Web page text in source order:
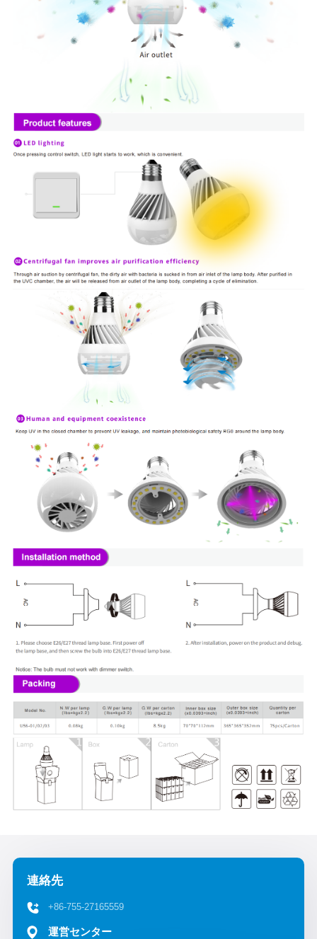
連絡先
+86-755-27165559
運営センター